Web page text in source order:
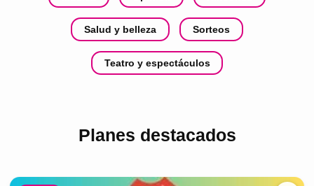
Salud y belleza Sorteos
Teatro y espectáculos
Planes destacados